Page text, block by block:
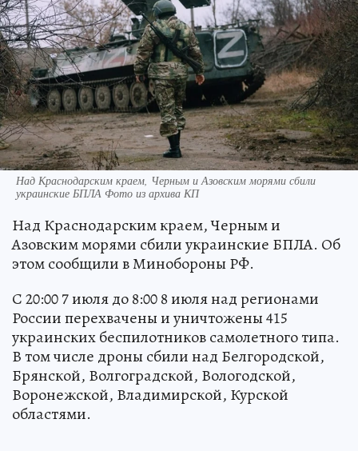
Над Краснодарским краем, Черным и Азовским морями сбили
украинские БПЛА Фото из архива КП
Над Краснодарским краем, Черным и
Азовским морями сбили украинские БПЛА. Об
этом сообщили в Минобороны РФ.
С 20:00 7 июля до 8:00 8 июля над регионами
России перехвачены и уничтожены 415
украинских беспилотников самолетного типа.
В том числе дроны сбили над Белгородской,
Брянской, Волгоградской, Вологодской,
Воронежской, Владимирской, Курской
областями.